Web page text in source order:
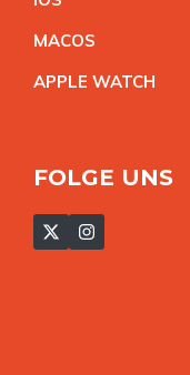
MACOS
APPLE WATCH
FOLGE UNS